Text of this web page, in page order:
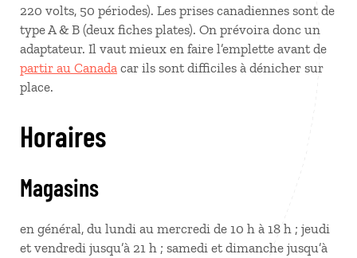
220 volts, 50 périodes). Les prises canadiennes sont de
type A & B (deux fiches plates). On prévoira donc un
adaptateur. Il vaut mieux en faire l’emplette avant de
partir au Canada car ils sont difficiles à dénicher sur
place.
Horaires
Magasins
en général, du lundi au mercredi de 10 h à 18 h ; jeudi
et vendredi jusqu’à 21 h ; samedi et dimanche jusqu’à